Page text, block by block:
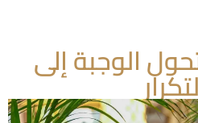
الوجبة إلى